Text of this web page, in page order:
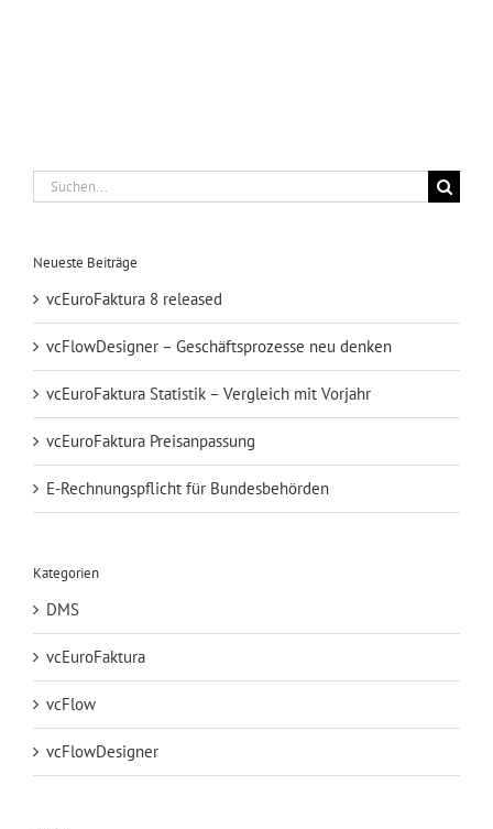
Suche
nach:
Neueste Beiträge
vcEuroFaktura 8 released
vcFlowDesigner – Geschäftsprozesse neu denken
vcEuroFaktura Statistik – Vergleich mit Vorjahr
vcEuroFaktura Preisanpassung
E-Rechnungspflicht für Bundesbehörden
Kategorien
DMS
vcEuroFaktura
vcFlow
vcFlowDesigner